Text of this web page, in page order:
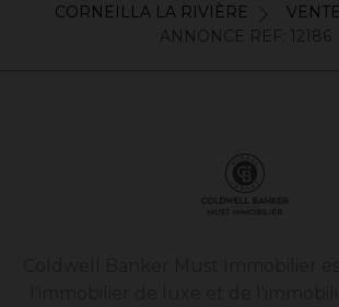
CORNEILLA LA RIVIÈRE
ANNONCE REF: 12186